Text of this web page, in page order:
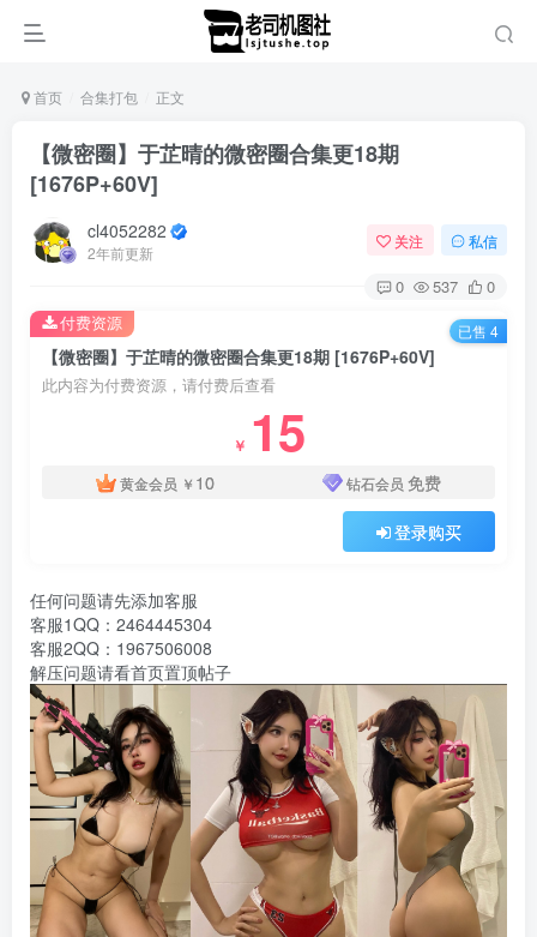
首页 合集打包 正文
【微密圈】于芷晴的微密圈合集更18期
[1676P+60V]
cl4052282
2年前更新
关注 私信
0 537 0
【微密圈】于芷晴的微密圈合集更18期 [1676P+60V]
此内容为付费资源，请付费后查看
￥ 15
黄金会员 ￥ 10 钻石会员 免费
登录购买
付费资源 已售 4
任何问题请先添加客服
客服1QQ：2464445304
客服2QQ：1967506008
解压问题请看首页置顶帖子